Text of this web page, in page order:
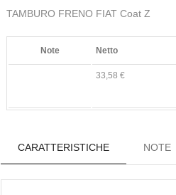
TAMBURO FRENO FIAT Coat Z
Note Netto
33,58 €
CARATTERISTICHE NOTE